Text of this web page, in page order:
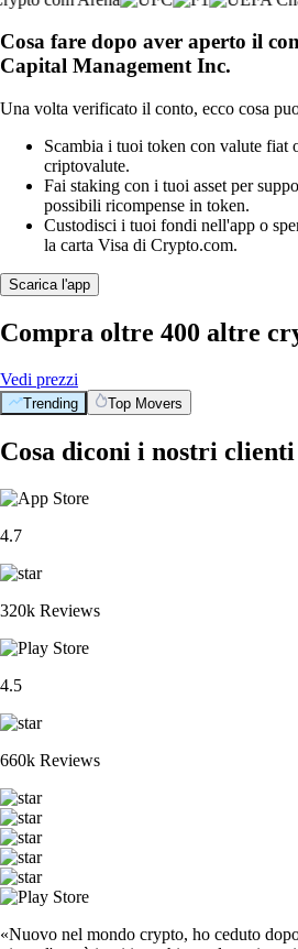
Cosa fare dopo aver aperto il
Capital Management Inc.
Una volta verificato il conto, ecco cosa
Scambia i tuoi token con valute fiat
criptovalute.
Fai staking con i tuoi asset per
possibili ricompense in token.
Custodisci i tuoi fondi nell'app o
la carta Visa di Crypto.com.
Scarica l'app
Compra oltre 400 altre
Vedi prezzi
Trending Top Movers
Cosa diconi i nostri clienti
4.7
320k Reviews
4.5
660k Reviews
«Nuovo nel mondo crypto, ho ceduto